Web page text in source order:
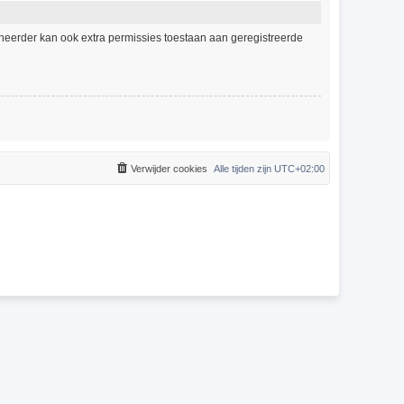
kan ook extra permissies toestaan aan geregistreerde
Alle tijden zijn UTC+02:00
Verwijder cookies